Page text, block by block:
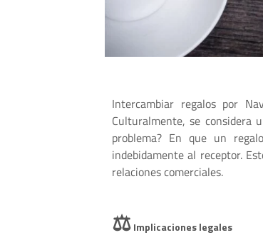
Intercambiar regalos por
Culturalmente, se considera
problema? En que un
indebidamente al receptor.
relaciones comerciales.
⚖️Implicaciones legales